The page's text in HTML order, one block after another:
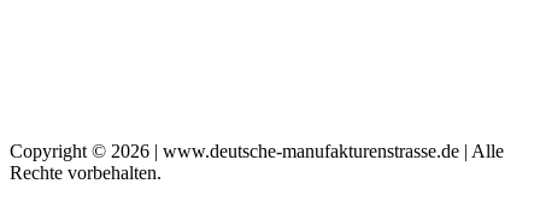
Copyright © 2026 | www.deutsche-manufakturenstrasse.de | Alle
Rechte vorbehalten.